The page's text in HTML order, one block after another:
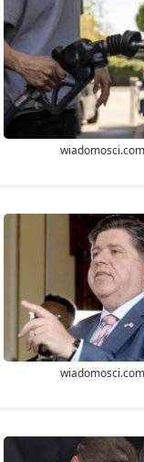
wiadomosci.com
wiadomosci.com